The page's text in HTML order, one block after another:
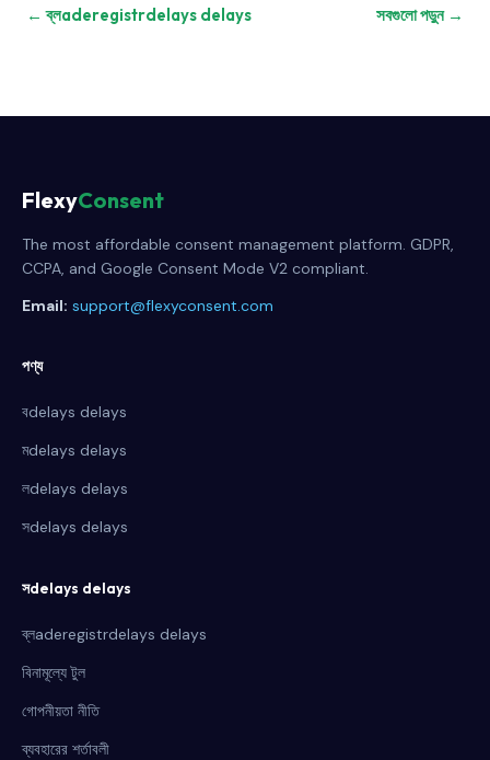
← ব্লaderegistrdelays delays সবগুলো পড়ুন →
FlexyConsent
The most affordable consent management platform. GDPR,
CCPA, and Google Consent Mode V2 compliant.
Email: support@flexyconsent.com
পণ্য
বdelays delays
মdelays delays
লdelays delays
সdelays delays
সdelays delays
ব্লaderegistrdelays delays
বিনামূল্যে টুল
গোপনীয়তা নীতি
ব্যবহারের শর্তাবলী